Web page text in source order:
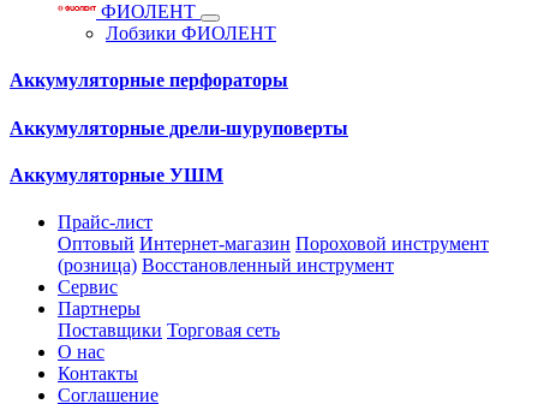
ФИОЛЕНТ
Лобзики ФИОЛЕНТ
Аккумуляторные перфораторы
Аккумуляторные дрели-шуруповерты
Аккумуляторные УШМ
Прайс-лист
Оптовый Интернет-магазин Пороховой инструмент
(розница) Восстановленный инструмент
Сервис
Партнеры
Поставщики Торговая сеть
О нас
Контакты
Соглашение